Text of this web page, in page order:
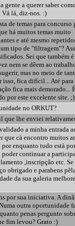
gente a querer saber
Vá lá, diz-nos. :)
de temas para concurso
há muitos temas muito
e até mesmo
tipo de "filtragem"?
Sei que também
nem se dêem ao
mas no meio de
isso, fica difícil... Até para
fica mais demorado...
por este excelente site. ;)
no ORKUT?
que lhe enviei
a minha entrada
que cà encontro muitos
enquanto tudo està
continuar a
,inscripçâo etc. Se
obrigado e parabens
da sua galeria
por sua iniciativa. A
outra oportunidade
penas pergunto
fim levou? Grato :)